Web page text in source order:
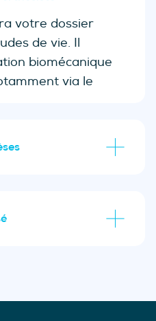
votre dossier
de vie. Il
biomécanique
via le